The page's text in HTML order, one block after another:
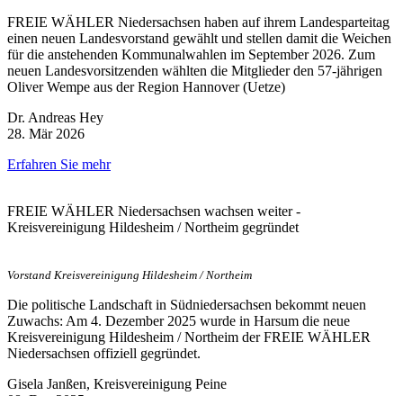
FREIE WÄHLER Niedersachsen haben auf ihrem Landesparteitag
einen neuen Landesvorstand gewählt und stellen damit die Weichen
für die anstehenden Kommunalwahlen im September 2026. Zum
neuen Landesvorsitzenden wählten die Mitglieder den 57-jährigen
Oliver Wempe aus der Region Hannover (Uetze)
Dr. Andreas Hey
28. Mär 2026
Erfahren Sie mehr
FREIE WÄHLER Niedersachsen wachsen weiter -
Kreisvereinigung Hildesheim / Northeim gegründet
Vorstand Kreisvereinigung Hildesheim / Northeim
Die politische Landschaft in Südniedersachsen bekommt neuen
Zuwachs: Am 4. Dezember 2025 wurde in Harsum die neue
Kreisvereinigung Hildesheim / Northeim der FREIE WÄHLER
Niedersachsen offiziell gegründet.
Gisela Janßen, Kreisvereinigung Peine